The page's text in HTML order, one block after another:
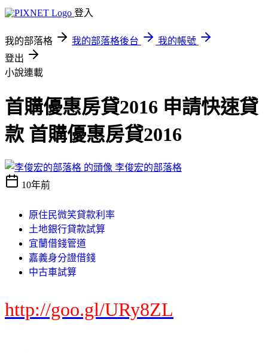
登入
我的部落格 我的部落格後台
我的帳號
登出
小說連載
首購優惠房貸2016 申請快速貸
款 首購優惠房貸2016
李俊宏的部落格
10年前
原住民微笑貸款利率
土地銀行貸款試算
宜蘭借錢管道
嘉義身分證借錢
中古車試算
http://goo.gl/URy8ZL